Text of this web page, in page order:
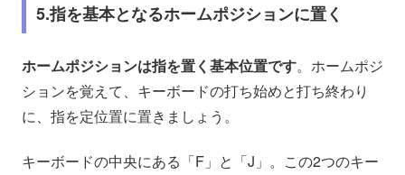
5.指を基本となるホームポジションに置く
ホームポジションは指を置く基本位置です。ホームポジ
ションを覚えて、キーボードの打ち始めと打ち終わり
に、指を定位置に置きましょう。
キーボードの中央にある「F」と「J」。この2つのキー